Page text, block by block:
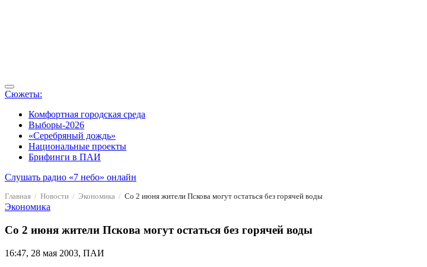
Сюжеты:
Комфортная городская среда
Выборы-2026
«Серебряный дождь»
Национальные проекты
Брифинги в ПАИ
Слушать радио «7 небо» онлайн
Главная Новости Экономика Со 2 июня жители Пскова могут остаться без горячей воды
Экономика
Со 2 июня жители Пскова могут остаться без горячей воды
16:47, 28 мая 2003, ПАИ